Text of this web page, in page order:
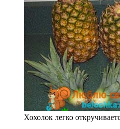
Хохолок легко